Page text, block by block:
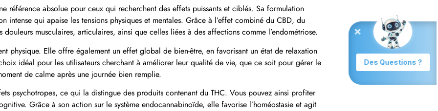
référence absolue pour ceux qui recherchent des effets puissants et ciblés. Sa formulation
qui apaise les tensions physiques et mentales. Grâce à l’effet combiné du CBD, du
musculaires, articulaires, ainsi que celles liées à des affections comme l’endométriose.
physique. Elle offre également un effet global de bien-être, en favorisant un état de relaxation
idéal pour les utilisateurs cherchant à améliorer leur qualité de vie, que ce soit pour gérer le
de calme après une journée bien remplie.
psychotropes, ce qui la distingue des produits contenant du THC. Vous pouvez ainsi profiter
Grâce à son action sur le système endocannabinoïde, elle favorise l’homéostasie et agit